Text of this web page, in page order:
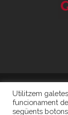
Utilitzem
funcionament
següents botons.